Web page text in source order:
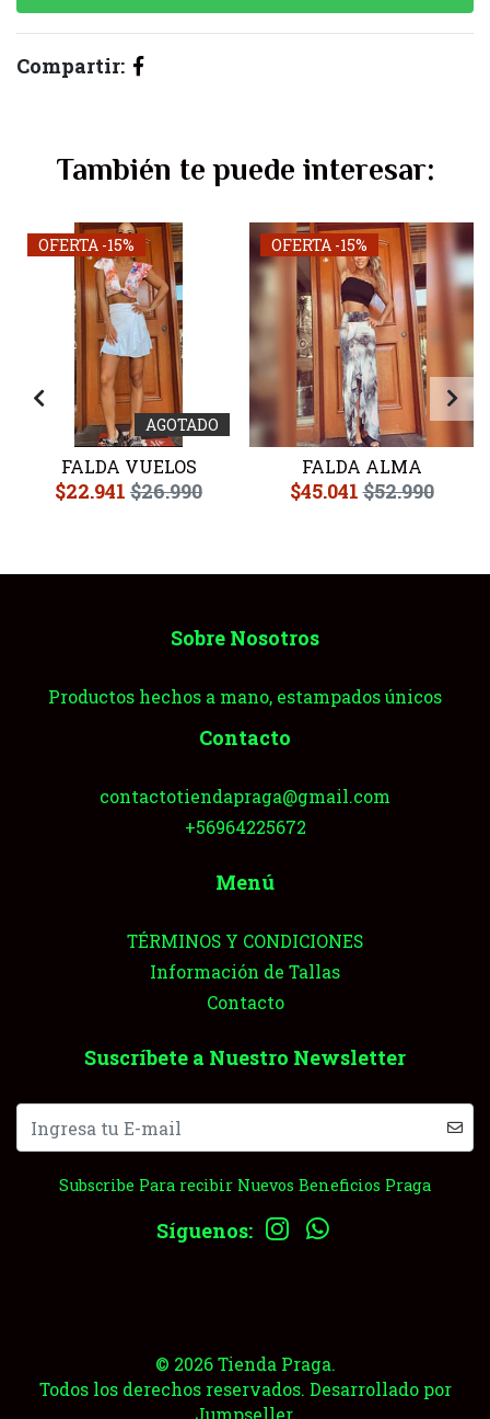
Compartir:
También te puede interesar:
OFERTA -15%
AGOTADO
FALDA VUELOS
$22.941 $26.990
OFERTA -15%
FALDA ALMA
$45.041$52.990
Sobre Nosotros
Productos hechos a mano, estampados únicos
Contacto
contactotiendapraga@gmail.com
+56964225672
Menú
TÉRMINOS Y CONDICIONES
Información de Tallas
Contacto
Suscríbete a Nuestro Newsletter
Subscribe Para recibir Nuevos Beneficios Praga
Síguenos:
© 2026 Tienda Praga.
Todos los derechos reservados. Desarrollado por
Jumpseller.